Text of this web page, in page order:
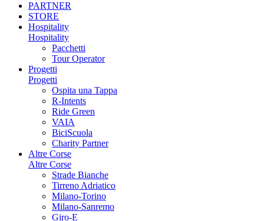
PARTNER
STORE
Hospitality
Hospitality
Pacchetti
Tour Operator
Progetti
Progetti
Ospita una Tappa
R-Intents
Ride Green
VAIA
BiciScuola
Charity Partner
Altre Corse
Altre Corse
Strade Bianche
Tirreno Adriatico
Milano-Torino
Milano-Sanremo
Giro-E